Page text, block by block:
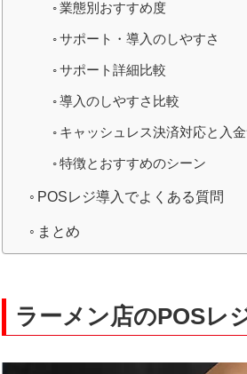
業態別おすすめ度
サポート・導入のしやすさ
サポート詳細比較
導入のしやすさ比較
キャッシュレス決済対応と入
特徴とおすすめのシーン
POSレジ導入でよくある質問
まとめ
ラーメン店のPOSレ